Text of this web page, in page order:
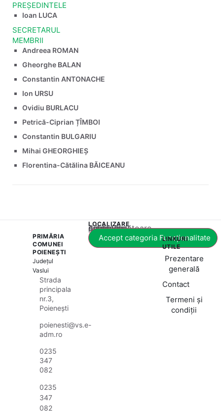
PREȘEDINTELE
Ioan LUCA
SECRETARUL
MEMBRII
Andreea ROMAN
Gheorghe BALAN
Constantin ANTONACHE
Ion URSU
Ovidiu BURLACU
Petrică-Ciprian ȚÎMBOI
Constantin BULGARIU
Mihai GHEORGHIEȘ
Florentina-Cătălina BĂICEANU
PRIMĂRIA
COMUNEI
POIENEȘTI
Județul
Vaslui
Strada
principala
nr.3,
Poienești
poienesti@vs.e-
adm.ro
0235
347
082
0235
347
082
LOCALIZARE
Acest conținut este blocat până când acceptați categoria corespunzătoare de cookie-uri.
Accept categoria Funcționalitate
LINKURI
UTILE
Prezentare
generală
Contact
Termeni și
condiții